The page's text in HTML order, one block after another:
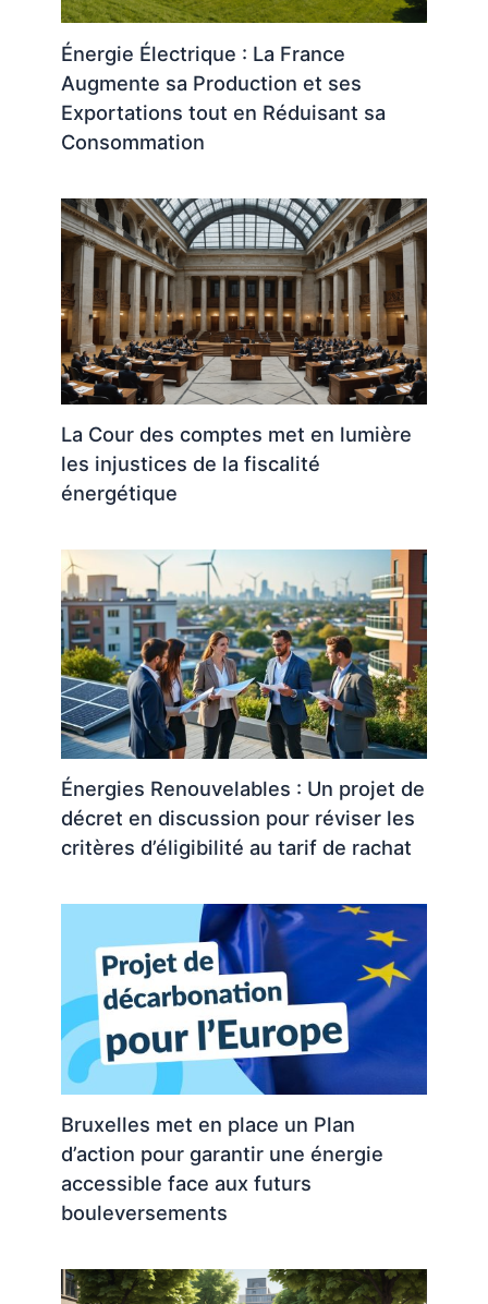
Énergie Électrique : La France
Augmente sa Production et ses
Exportations tout en Réduisant sa
Consommation
La Cour des comptes met en lumière
les injustices de la fiscalité
énergétique
Énergies Renouvelables : Un projet de
décret en discussion pour réviser les
critères d’éligibilité au tarif de rachat
Bruxelles met en place un Plan
d’action pour garantir une énergie
accessible face aux futurs
bouleversements